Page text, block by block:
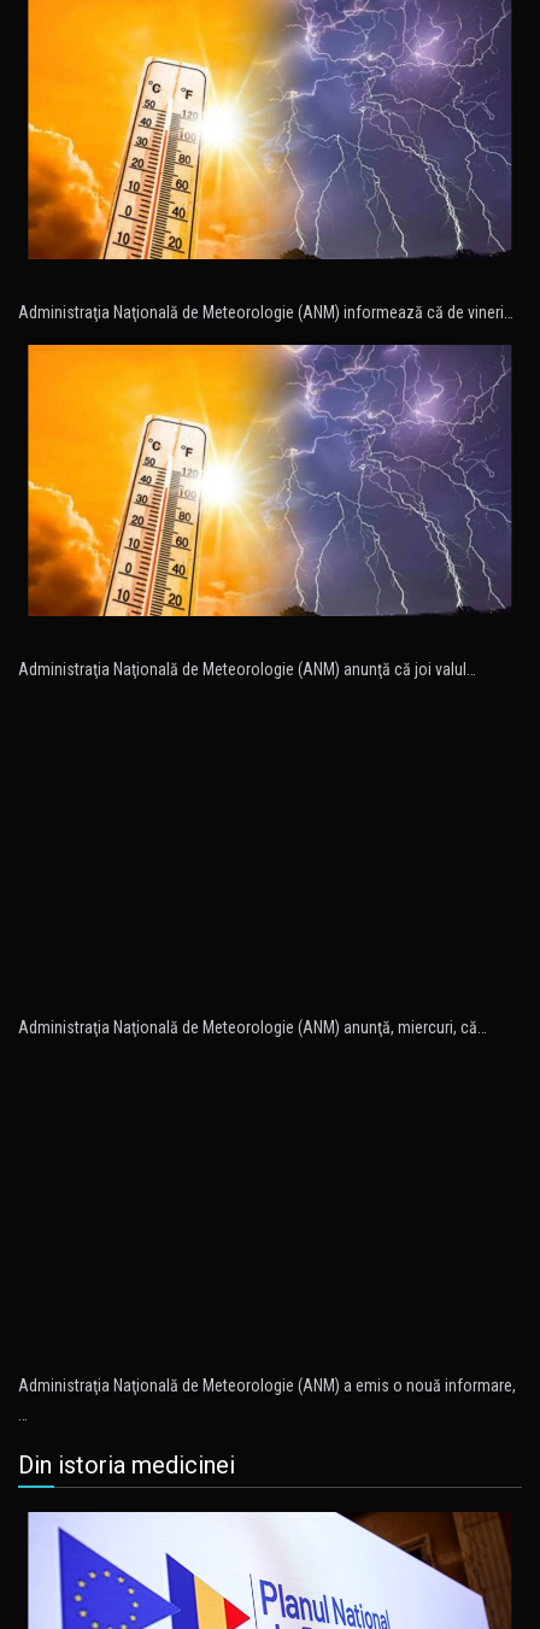
Administraţia Naţională de Meteorologie (ANM) informează că de vineri…
Administraţia Naţională de Meteorologie (ANM) anunţă că joi valul…
Administraţia Naţională de Meteorologie (ANM) anunţă, miercuri, că…
Administraţia Naţională de Meteorologie (ANM) a emis o nouă informare,
Din istoria medicinei